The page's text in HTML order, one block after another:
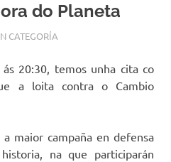
do Planeta
CATEGORÍA
20:30, temos unha cita co
a loita contra o Cambio
maior campaña en defensa
na que participarán